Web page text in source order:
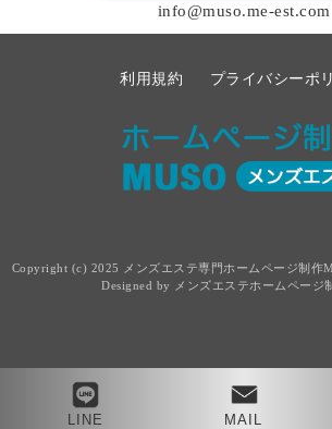
info@muso.me-est.com
利用規約 プライバシーポ
Copyright (c) 2025 メンズエステ専門ホームページ制作
Designed by
メンズエステホームページ
LINE MAIL